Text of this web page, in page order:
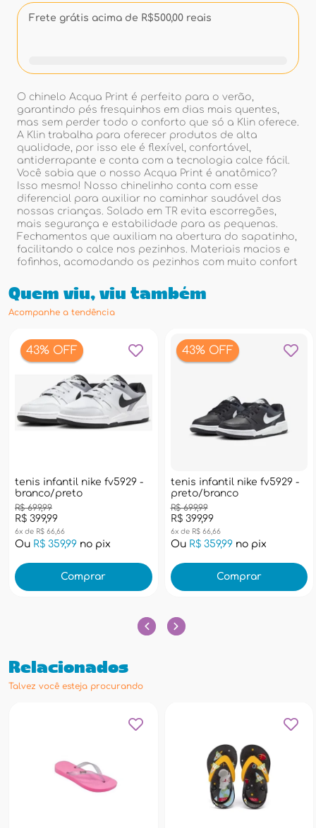
Frete grátis acima de R$500,00 reais
O chinelo Acqua Print é perfeito para o verão,
garantindo pés fresquinhos em dias mais quentes,
mas sem perder todo o conforto que só a Klin oferece.
A Klin trabalha para oferecer produtos de alta
qualidade, por isso ele é flexível, confortável,
antiderrapante e conta com a tecnologia calce fácil.
Você sabia que o nosso Acqua Print é anatômico?
Isso mesmo! Nosso chinelinho conta com esse
diferencial para auxiliar no caminhar saudável das
nossas crianças. Solado em TR evita escorregões,
mais segurança e estabilidade para as pequenas.
Fechamentos que auxiliam na abertura do sapatinho,
facilitando o calce nos pezinhos. Materiais macios e
fofinhos, acomodando os pezinhos com muito confort
Quem viu, viu também
Acompanhe a tendência
43% OFF
tenis infantil nike fv5929 -
branco/preto
R$ 399,99
R$ 699,99
6x de R$ 66,66
Ou R$ 359,99 no pix
Comprar
43% OFF
tenis infantil nike fv5929 -
preto/branco
R$ 399,99
R$ 699,99
6x de R$ 66,66
Ou R$ 359,99no pix
Comprar
Relacionados
Talvez você esteja procurando